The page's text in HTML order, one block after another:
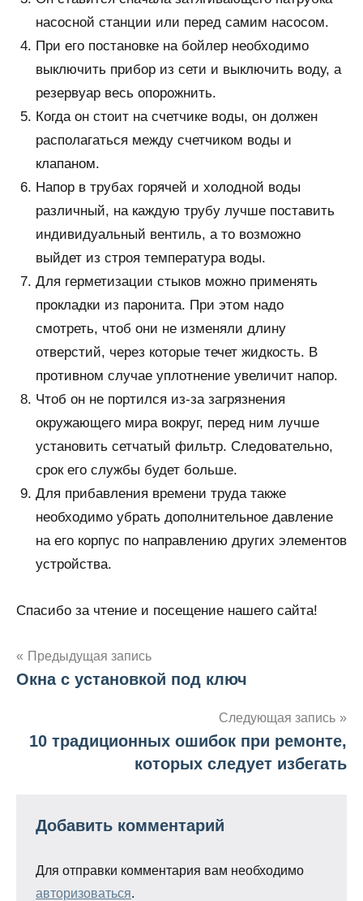
насосной станции или перед самим насосом.
При его постановке на бойлер необходимо
выключить прибор из сети и выключить воду, а
резервуар весь опорожнить.
Когда он стоит на счетчике воды, он должен
располагаться между счетчиком воды и
клапаном.
Напор в трубах горячей и холодной воды
различный, на каждую трубу лучше поставить
индивидуальный вентиль, а то возможно
выйдет из строя температура воды.
Для герметизации стыков можно применять
прокладки из паронита. При этом надо
смотреть, чтоб они не изменяли длину
отверстий, через которые течет жидкость. В
противном случае уплотнение увеличит напор.
Чтоб он не портился из-за загрязнения
окружающего мира вокруг, перед ним лучше
установить сетчатый фильтр. Следовательно,
срок его службы будет больше.
Для прибавления времени труда также
необходимо убрать дополнительное давление
на его корпус по направлению других элементов
устройства.
Спасибо за чтение и посещение нашего сайта!
Навигация
записям
Предыдущая запись
Окна с установкой под ключ
Следующая запись
10 традиционных ошибок при ремонте,
которых следует избегать
Добавить комментарий
Для отправки комментария вам необходимо
авторизоваться.